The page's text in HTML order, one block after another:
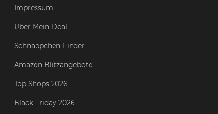
Impressum
Über Mein-Deal
Schnäppchen-Finder
Amazon Blitzangebote
Top Shops 2026
Black Friday 2026